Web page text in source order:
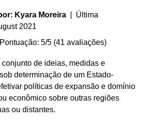
Kyara Moreira | Última
2021
Pontuação: 5/5 (41 avaliações)
conjunto de ideias, medidas e
determinação de um Estado-
políticas de expansão e domínio
econômico sobre outras regiões
ou distantes.